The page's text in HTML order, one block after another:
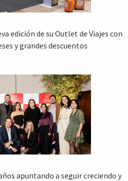
edición de su Outlet de Viajes con
y grandes descuentos
apuntando a seguir creciendo y